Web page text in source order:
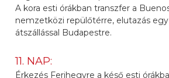
A kora esti órákban transzfer a
nemzetközi repülőtérre, elutazás
átszállással Budapestre.
11. NAP:
Érkezés Ferihegyre a késő esti